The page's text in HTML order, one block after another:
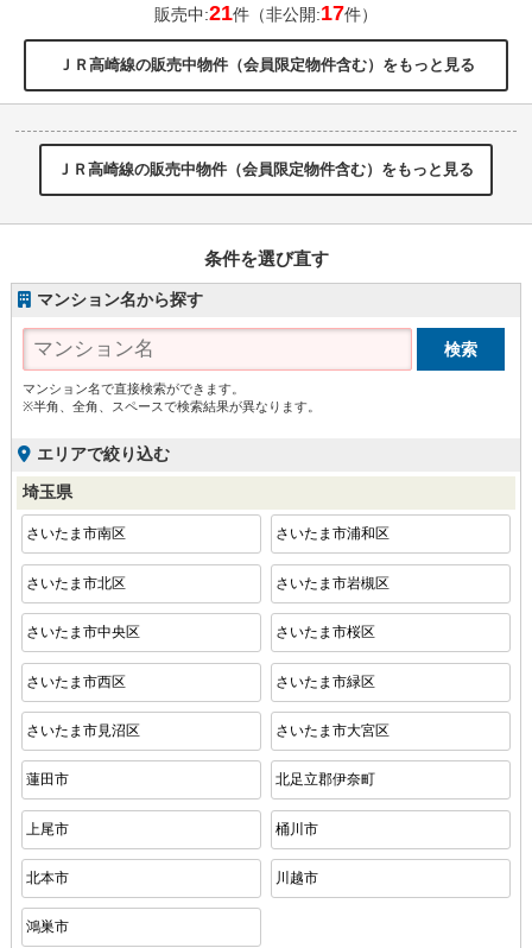
販売中:21件（非公開:17件）
ＪＲ高崎線の販売中物件（会員限定物件含む）をもっと見る
ＪＲ高崎線の販売中物件（会員限定物件含む）をもっと見る
条件を選び直す
マンション名から探す
マンション名で直接検索ができます。
※半角、全角、スペースで検索結果が異なります。
エリアで絞り込む
埼玉県
さいたま市南区 さいたま市浦和区
さいたま市北区 さいたま市岩槻区
さいたま市中央区 さいたま市桜区
さいたま市西区 さいたま市緑区
さいたま市見沼区 さいたま市大宮区
蓮田市 北足立郡伊奈町
上尾市 桶川市
北本市 川越市
鴻巣市